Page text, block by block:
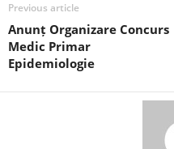
Previous article
Anunț Organizare Concurs
Medic Primar
Epidemiologie